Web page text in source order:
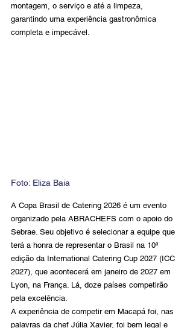
montagem, o serviço e até a limpeza,
garantindo uma experiência gastronômica
completa e impecável.
Foto: Eliza Baia
A Copa Brasil de Catering 2026 é um evento
organizado pela ABRACHEFS com o apoio do
Sebrae. Seu objetivo é selecionar a equipe que
terá a honra de representar o Brasil na 10ª
edição da International Catering Cup 2027 (ICC
2027), que acontecerá em janeiro de 2027 em
Lyon, na França. Lá, doze países competirão
pela excelência.
A experiência de competir em Macapá foi, nas
palavras da chef Júlia Xavier, foi bem legal e